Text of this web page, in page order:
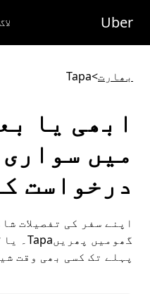
مواد
جائیں
Uber
بھارت>
Tapa
میں
درخواست
اپنے سفر کی تفصیلات
پہلے تک کسی بھی وقت